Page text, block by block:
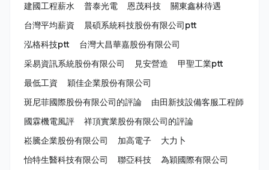
建國工程薪水
普泰光電 恩茂科技
關東鑫林待遇
台灣平均薪資
晨碩系統科技股份有限公司ptt
泓格科技ptt
台灣大昌華嘉股份有限公司
采易資訊系統股份有限公司
見安營造
甲聖工業ptt
最低工資
穎佳企業股份有限公司
斑尼菲國際股份有限公司的評論
由田新技設備客服工程師
國霖機電風評
祥頂實業股份有限公司的評論
崧騰企業股份有限公司
加高電子
大力卜
怡特生醫科技有限公司
聯亞科技
為穎國際有限公司